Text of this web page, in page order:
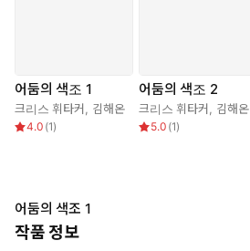
어둠의 색조 1
크리스 휘타커 김해온
4.0 (1)
어둠의 색조 2
크리스 휘타커 김해온
5.0 (1)
어둠의 색조 1
작품 정보